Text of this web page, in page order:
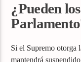
¿Pueden
Si el Supremo otorga
mantendrá